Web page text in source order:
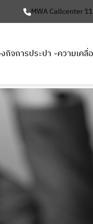
MWA Callcenter
กิจการประปา ความเคลื่